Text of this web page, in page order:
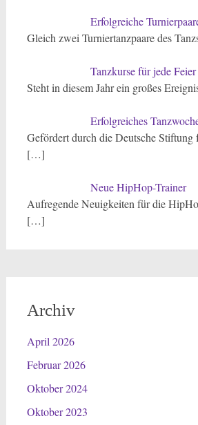
Erfolgreiche
Gleich zwei Turniertanzpaare des
Tanzkurse für jede Feier
Steht in diesem Jahr ein großes
Erfolgreiches
Gefördert durch die Deutsche Stiftung
[…]
Neue HipHop-Trainer
Aufregende Neuigkeiten für die
[…]
Archiv
April 2026
Februar 2026
Oktober 2024
Oktober 2023